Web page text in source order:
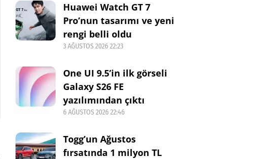
Huawei Watch GT 7
Pro’nun tasarımı ve yeni
rengi belli oldu
3 AĞUSTOS 2026 22:23
One UI 9.5’in ilk görseli
Galaxy S26 FE
yazılımından çıktı
6 AĞUSTOS 2026 22:46
Togg’un Ağustos
fırsatında 1 milyon TL